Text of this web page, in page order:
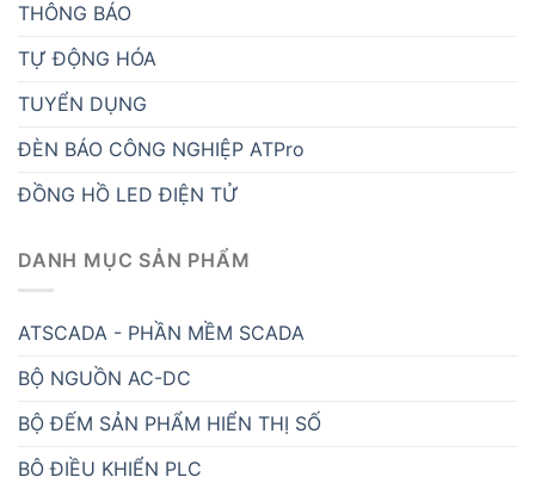
THÔNG BÁO
TỰ ĐỘNG HÓA
TUYỂN DỤNG
ĐÈN BÁO CÔNG NGHIỆP ATPro
ĐỒNG HỒ LED ĐIỆN TỬ
DANH MỤC SẢN PHẨM
ATSCADA - PHẦN MỀM SCADA
BỘ NGUỒN AC-DC
BỘ ĐẾM SẢN PHẨM HIỂN THỊ SỐ
BỘ ĐIỀU KHIỂN PLC